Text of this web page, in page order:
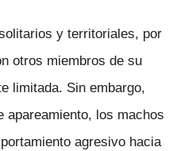
y territoriales, por
otros miembros de su
limitada. Sin embargo,
apareamiento, los machos
agresivo hacia